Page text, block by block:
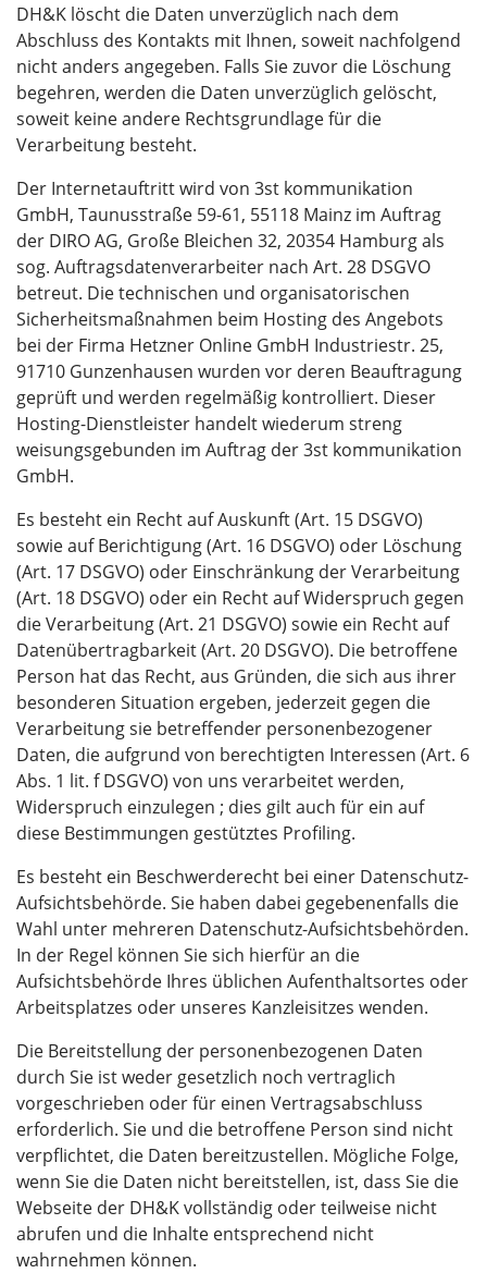
DH&K löscht die Daten unverzüglich nach dem
Abschluss des Kontakts mit Ihnen, soweit nachfolgend
nicht anders angegeben. Falls Sie zuvor die Löschung
begehren, werden die Daten unverzüglich gelöscht,
soweit keine andere Rechtsgrundlage für die
Verarbeitung besteht.
Der Internetauftritt wird von 3st kommunikation
GmbH, Taunusstraße 59-61, 55118 Mainz im Auftrag
der DIRO AG, Große Bleichen 32, 20354 Hamburg als
sog. Auftragsdatenverarbeiter nach Art. 28 DSGVO
betreut. Die technischen und organisatorischen
Sicherheitsmaßnahmen beim Hosting des Angebots
bei der Firma Hetzner Online GmbH Industriestr. 25,
91710 Gunzenhausen wurden vor deren Beauftragung
geprüft und werden regelmäßig kontrolliert. Dieser
Hosting-Dienstleister handelt wiederum streng
weisungsgebunden im Auftrag der 3st kommunikation
GmbH.
Es besteht ein Recht auf Auskunft (Art. 15 DSGVO)
sowie auf Berichtigung (Art. 16 DSGVO) oder Löschung
(Art. 17 DSGVO) oder Einschränkung der Verarbeitung
(Art. 18 DSGVO) oder ein Recht auf Widerspruch gegen
die Verarbeitung (Art. 21 DSGVO) sowie ein Recht auf
Datenübertragbarkeit (Art. 20 DSGVO). Die betroffene
Person hat das Recht, aus Gründen, die sich aus ihrer
besonderen Situation ergeben, jederzeit gegen die
Verarbeitung sie betreffender personenbezogener
Daten, die aufgrund von berechtigten Interessen (Art. 6
Abs. 1 lit. f DSGVO) von uns verarbeitet werden,
Widerspruch einzulegen ; dies gilt auch für ein auf
diese Bestimmungen gestütztes Profiling.
Es besteht ein Beschwerderecht bei einer Datenschutz-
Aufsichtsbehörde. Sie haben dabei gegebenenfalls die
Wahl unter mehreren Datenschutz-Aufsichtsbehörden.
In der Regel können Sie sich hierfür an die
Aufsichtsbehörde Ihres üblichen Aufenthaltsortes oder
Arbeitsplatzes oder unseres Kanzleisitzes wenden.
Die Bereitstellung der personenbezogenen Daten
durch Sie ist weder gesetzlich noch vertraglich
vorgeschrieben oder für einen Vertragsabschluss
erforderlich. Sie und die betroffene Person sind nicht
verpflichtet, die Daten bereitzustellen. Mögliche Folge,
wenn Sie die Daten nicht bereitstellen, ist, dass Sie die
Webseite der DH&K vollständig oder teilweise nicht
abrufen und die Inhalte entsprechend nicht
wahrnehmen können.